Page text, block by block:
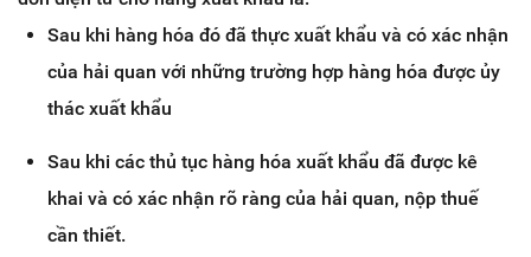
Sau khi hàng hóa đó đã thực xuất khẩu và có xác nhận
của hải quan với những trường hợp hàng hóa được ủy
thác xuất khẩu
Sau khi các thủ tục hàng hóa xuất khẩu đã được kê
khai và có xác nhận rõ ràng của hải quan, nộp thuế
cần thiết.